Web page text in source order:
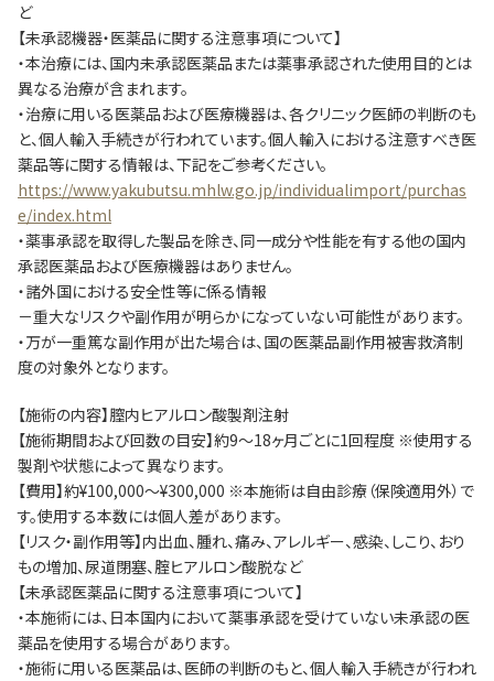
ど
【未承認機器・医薬品に関する注意事項について】
・本治療には、国内未承認医薬品または薬事承認された使用目的とは
異なる治療が含まれます。
・治療に用いる医薬品および医療機器は、各クリニック医師の判断のも
と、個人輸入手続きが行われています。個人輸入における注意すべき医
薬品等に関する情報は、下記をご参考ください。
https://www.yakubutsu.mhlw.go.jp/individualimport/purchas
e/index.html
・薬事承認を取得した製品を除き、同一成分や性能を有する他の国内
承認医薬品および医療機器はありません。
・諸外国における安全性等に係る情報
－重大なリスクや副作用が明らかになっていない可能性があります。
・万が一重篤な副作用が出た場合は、国の医薬品副作用被害救済制
度の対象外となります。
【施術の内容】膣内ヒアルロン酸製剤注射
【施術期間および回数の目安】約9～18ヶ月ごとに1回程度 ※使用する
製剤や状態によって異なります。
【費用】約¥100,000～¥300,000 ※本施術は自由診療（保険適用外）で
す。使用する本数には個人差があります。
【リスク・副作用等】内出血、腫れ、痛み、アレルギー、感染、しこり、おり
もの増加、尿道閉塞、腟ヒアルロン酸脱など
【未承認医薬品に関する注意事項について】
・本施術には、日本国内において薬事承認を受けていない未承認の医
薬品を使用する場合があります。
・施術に用いる医薬品は、医師の判断のもと、個人輸入手続きが行われ